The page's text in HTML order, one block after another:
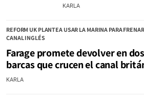
KARLA
REFORM UK PLANTEA USAR LA MARINA PARA
CANAL INGLÉS
Farage promete devolver en
barcas que crucen el canal
KARLA